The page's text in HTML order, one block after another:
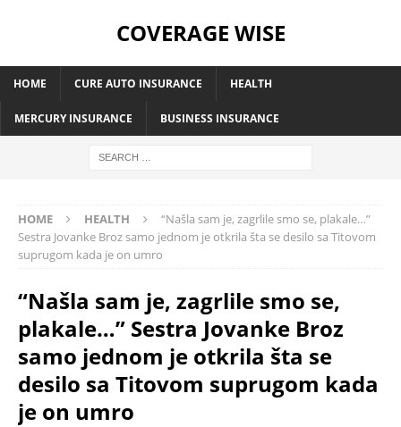
COVERAGE WISE
HOME CURE AUTO INSURANCE HEALTH
MERCURY INSURANCE BUSINESS INSURANCE
HOME HEALTH
“Našla sam je, zagrlile smo se, plakale…”
Sestra Jovanke Broz samo jednom je otkrila šta se desilo sa Titovom
suprugom kada je on umro
“Našla sam je, zagrlile smo se,
plakale…” Sestra Jovanke Broz
samo jednom je otkrila šta se
desilo sa Titovom suprugom kada
je on umro